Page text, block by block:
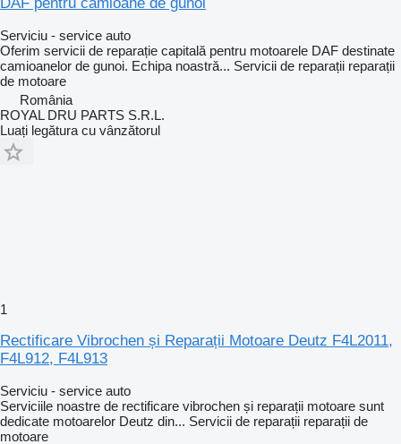
Serviciu - service auto
Oferim servicii de reparație capitală pentru motoarele DAF destinate
camioanelor de gunoi. Echipa noastră... Servicii de reparații reparații
de motoare
România
ROYAL DRU PARTS S.R.L.
Luați legătura cu vânzătorul
1
Rectificare Vibrochen și Reparații Motoare Deutz F4L2011,
F4L912, F4L913
Serviciu - service auto
Serviciile noastre de rectificare vibrochen și reparații motoare sunt
dedicate motoarelor Deutz din... Servicii de reparații reparații de
motoare